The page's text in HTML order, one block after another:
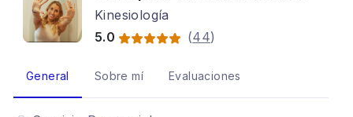
Kinesiología
5.0
(44)
General Sobre mí Evaluaciones